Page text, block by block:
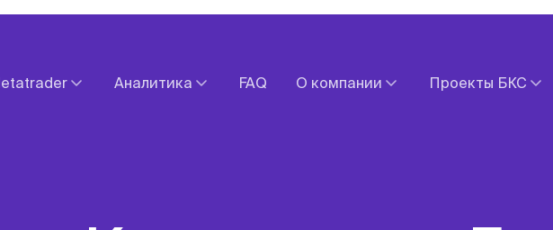
Аналитика FAQ О компании Проекты БКС